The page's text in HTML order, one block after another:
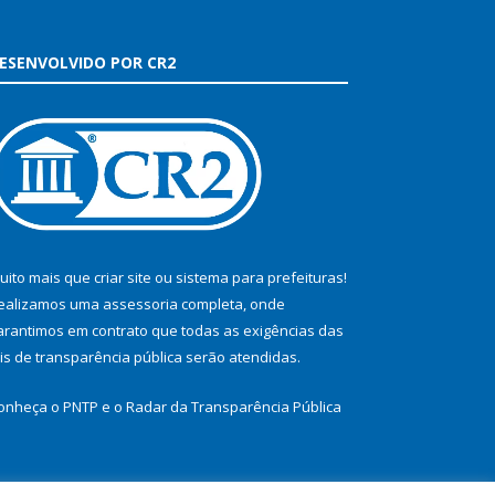
POR CR2
mais que criar site ou sistema para prefeituras!
uma assessoria completa, onde
em contrato que todas as exigências das
de transparência pública serão atendidas.
o PNTP e o Radar da Transparência Pública